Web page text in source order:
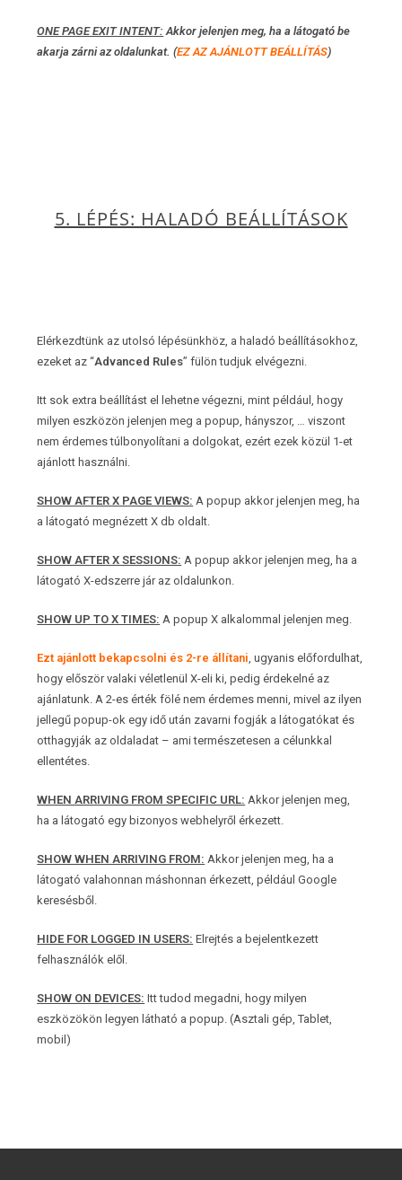
ONE PAGE EXIT INTENT: Akkor jelenjen meg, ha a látogató be
akarja zárni az oldalunkat. (EZ AZ AJÁNLOTT BEÁLLÍTÁS)
5. LÉPÉS: HALADÓ BEÁLLÍTÁSOK
Elérkezdtünk az utolsó lépésünkhöz, a haladó beállításokhoz,
ezeket az “Advanced Rules” fülön tudjuk elvégezni.
Itt sok extra beállítást el lehetne végezni, mint például, hogy
milyen eszközön jelenjen meg a popup, hányszor, … viszont
nem érdemes túlbonyolítani a dolgokat, ezért ezek közül 1-et
ajánlott használni.
SHOW AFTER X PAGE VIEWS: A popup akkor jelenjen meg, ha
a látogató megnézett X db oldalt.
SHOW AFTER X SESSIONS: A popup akkor jelenjen meg, ha a
látogató X-edszerre jár az oldalunkon.
SHOW UP TO X TIMES: A popup X alkalommal jelenjen meg.
Ezt ajánlott bekapcsolni és 2-re állítani , ugyanis előfordulhat,
hogy először valaki véletlenül X-eli ki, pedig érdekelné az
ajánlatunk. A 2-es érték fölé nem érdemes menni, mivel az ilyen
jellegű popup-ok egy idő után zavarni fogják a látogatókat és
otthagyják az oldaladat – ami természetesen a célunkkal
ellentétes.
WHEN ARRIVING FROM SPECIFIC URL: Akkor jelenjen meg,
ha a látogató egy bizonyos webhelyről érkezett.
SHOW WHEN ARRIVING FROM: Akkor jelenjen meg, ha a
látogató valahonnan máshonnan érkezett, például Google
keresésből.
HIDE FOR LOGGED IN USERS: Elrejtés a bejelentkezett
felhasználók elől.
SHOW ON DEVICES: Itt tudod megadni, hogy milyen
eszközökön legyen látható a popup. (Asztali gép, Tablet,
mobil)